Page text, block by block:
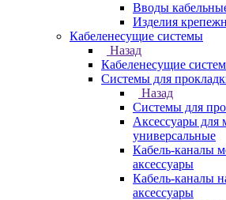
Вводы
Изделия
Кабеленесущие системы
Назад
Кабеленесущие
Системы для
Назад
Системы для
Аксессуары для
универсальные
Кабель-каналы
аксессуары
Кабель-каналы
аксессуары